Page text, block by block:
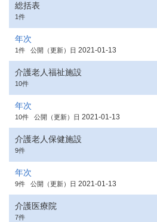
総括表
1件
年次
1件 公開（更新）日 2021-01-13
介護老人福祉施設
10件
年次
10件 公開（更新）日 2021-01-13
介護老人保健施設
9件
年次
9件 公開（更新）日 2021-01-13
介護医療院
7件